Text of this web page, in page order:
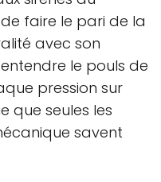
faire le pari de la
avec son
le pouls de
pression sur
que seules les
savent